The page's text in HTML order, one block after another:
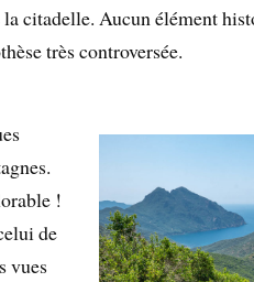
la citadelle. Aucun élément
très controversée.
!
de
vues